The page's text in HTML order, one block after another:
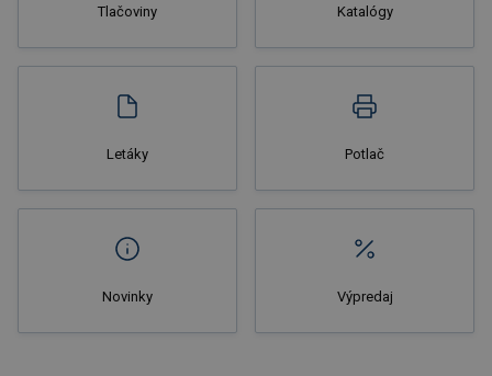
Tlačoviny Katalógy
Letáky Potlač
Novinky Výpredaj